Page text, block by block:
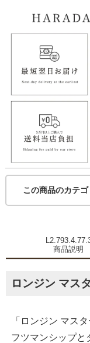
この商品のカテ
商品説明
ロンジン マス
「ロンジン マス
フツマンシップと